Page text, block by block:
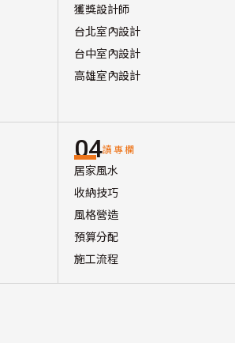
獲獎設計師
台北室內設計
台中室內設計
高雄室內設計
04讀專欄
居家風水
收納技巧
風格營造
預算分配
施工流程